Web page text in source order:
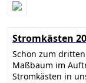
Stromkästen
Schon zum
Maßbaum im
Stromkästen in